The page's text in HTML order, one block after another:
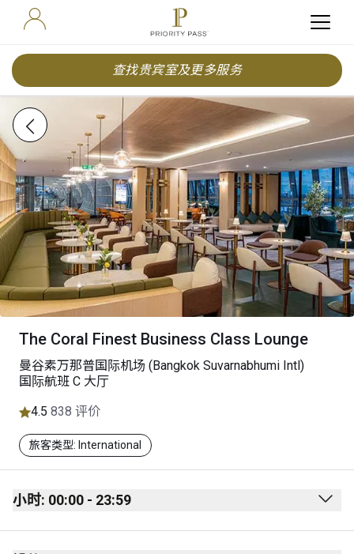
查找贵宾室及更多服务
The Coral Finest Business Class Lounge
曼谷素万那普国际机场 (Bangkok Suvarnabhumi Intl)
国际航班 C 大厅
4.5 838 评价
旅客类型: International
小时: 00:00 - 23:59
Monday 00:00 - 23:59